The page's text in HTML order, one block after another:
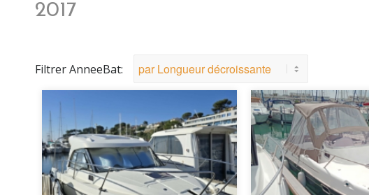
2017
Filtrer AnneeBat: